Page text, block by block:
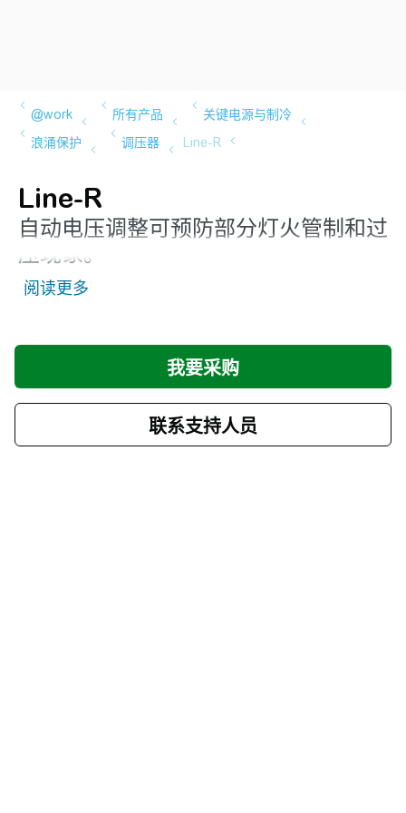
Line-R
自动电压调整可预防部分灯火管制和过
压现象。